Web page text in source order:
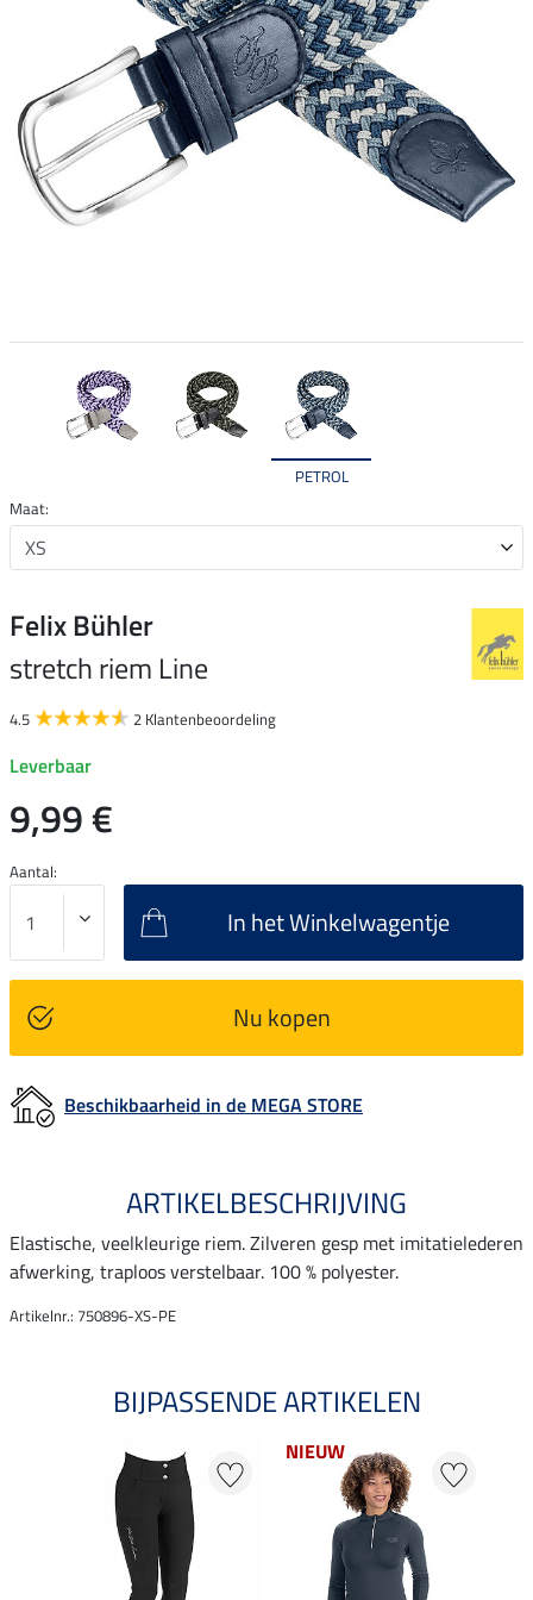
PETROL
Maat:
Felix Bühler
stretch riem Line
4.5 2 Klantenbeoordeling
Leverbaar
9,99 €
Aantal:
In het Winkelwagentje
Nu kopen
Beschikbaarheid in de MEGA STORE
ARTIKELBESCHRIJVING
Elastische, veelkleurige riem. Zilveren gesp met imitatielederen
afwerking, traploos verstelbaar. 100 % polyester.
Artikelnr.: 750896-XS-PE
BIJPASSENDE ARTIKELEN
NIEUW